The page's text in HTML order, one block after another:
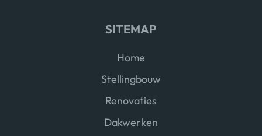
SITEMAP
Home
Stellingbouw
Renovaties
Dakwerken